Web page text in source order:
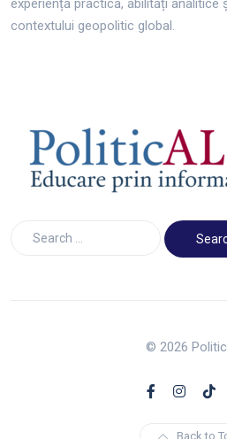
experiență practică, abilități analitice
contextului geopolitic global.
© 2026
Back to